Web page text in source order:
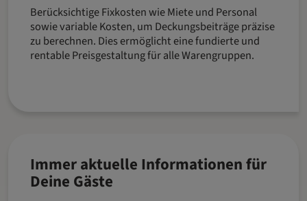
Berücksichtige Fixkosten wie Miete und Personal
sowie variable Kosten, um Deckungsbeiträge präzise
zu berechnen. Dies ermöglicht eine fundierte und
rentable Preisgestaltung für alle Warengruppen.
Immer aktuelle Informationen für
Deine Gäste